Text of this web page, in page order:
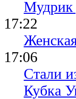
Мудрик
17:22
17:06
Стали
Кубка